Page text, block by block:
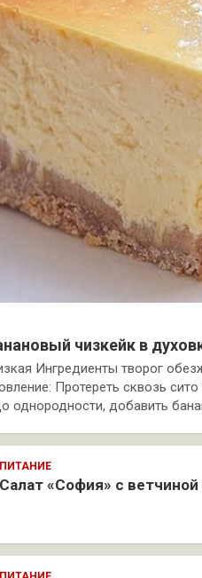
чизкейк в
Ингредиенты творог
Протереть сквозь
однородности, добавить
ПИТАНИЕ
Салат «София» с